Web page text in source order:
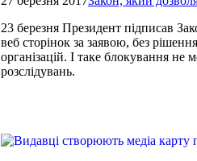
23 березня Президент підписав
веб сторінок за заявою, без
організацій. І таке блокування не
розслідувань.